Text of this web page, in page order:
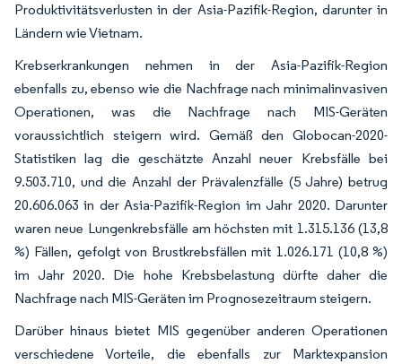
Produktivitätsverlusten in der Asia-Pazifik-Region, darunter in
Ländern wie Vietnam.
Krebserkrankungen nehmen in der Asia-Pazifik-Region
ebenfalls zu, ebenso wie die Nachfrage nach minimalinvasiven
Operationen, was die Nachfrage nach MIS-Geräten
voraussichtlich steigern wird. Gemäß den Globocan-2020-
Statistiken lag die geschätzte Anzahl neuer Krebsfälle bei
9.503.710, und die Anzahl der Prävalenzfälle (5 Jahre) betrug
20.606.063 in der Asia-Pazifik-Region im Jahr 2020. Darunter
waren neue Lungenkrebsfälle am höchsten mit 1.315.136 (13,8
%) Fällen, gefolgt von Brustkrebsfällen mit 1.026.171 (10,8 %)
im Jahr 2020. Die hohe Krebsbelastung dürfte daher die
Nachfrage nach MIS-Geräten im Prognosezeitraum steigern.
Darüber hinaus bietet MIS gegenüber anderen Operationen
verschiedene Vorteile, die ebenfalls zur Marktexpansion